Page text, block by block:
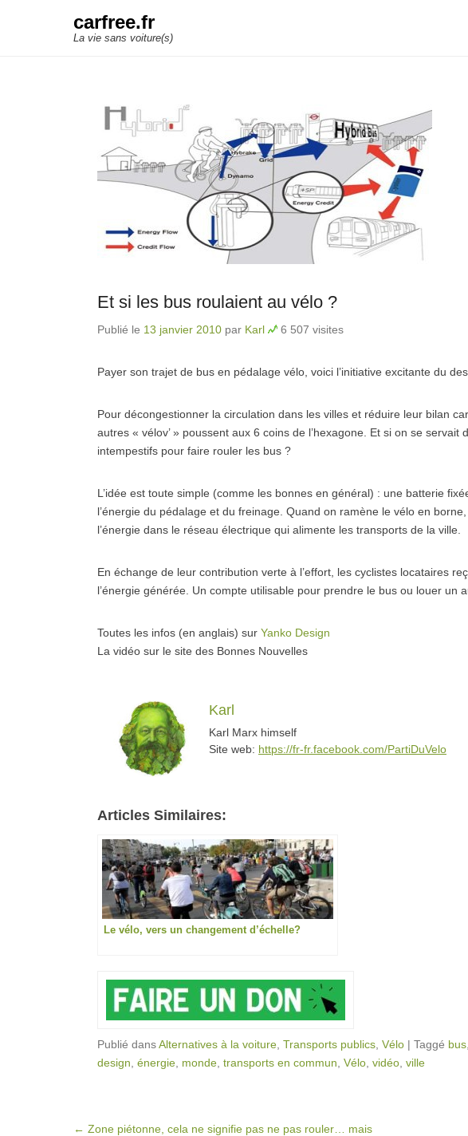
carfree.fr
La vie sans voiture(s)
Et si les bus roulaient au vélo ?
Publié le 13 janvier 2010 par Karl 6 507 visites
Payer son trajet de bus en pédalage vélo, voici l’initiative excitante du
Pour décongestionner la circulation dans les villes et réduire leur bilan
autres « vélov’ » poussent aux 6 coins de l’hexagone. Et si on se servait
intempestifs pour faire rouler les bus ?
L’idée est toute simple (comme les bonnes en général) : une batterie
l’énergie du pédalage et du freinage. Quand on ramène le vélo en
l’énergie dans le réseau électrique qui alimente les transports de la ville.
En échange de leur contribution verte à l’effort, les cyclistes locataires
l’énergie générée. Un compte utilisable pour prendre le bus ou louer un
Toutes les infos (en anglais) sur Yanko Design
La vidéo sur le site des Bonnes Nouvelles
Karl
Karl Marx himself
Site web: https://fr-fr.facebook.com/PartiDuVelo
Articles Similaires:
Le vélo, vers un changement d’échelle?
Publié dansAlternatives à la voiture Transports publics Vélo | Taggé bus
design énergie monde transports en commun Vélo vidéo ville
Post navigation
← Zone piétonne, cela ne signifie pas ne pas rouler… mais